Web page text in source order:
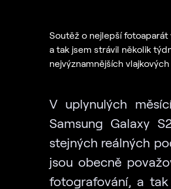
Soutěž o nejlepší fotoaparát
a tak jsem strávil několik
nejvýznamnějších
V uplynulých
Samsung Galaxy
stejných reálných
jsou obecně
fotografování, a